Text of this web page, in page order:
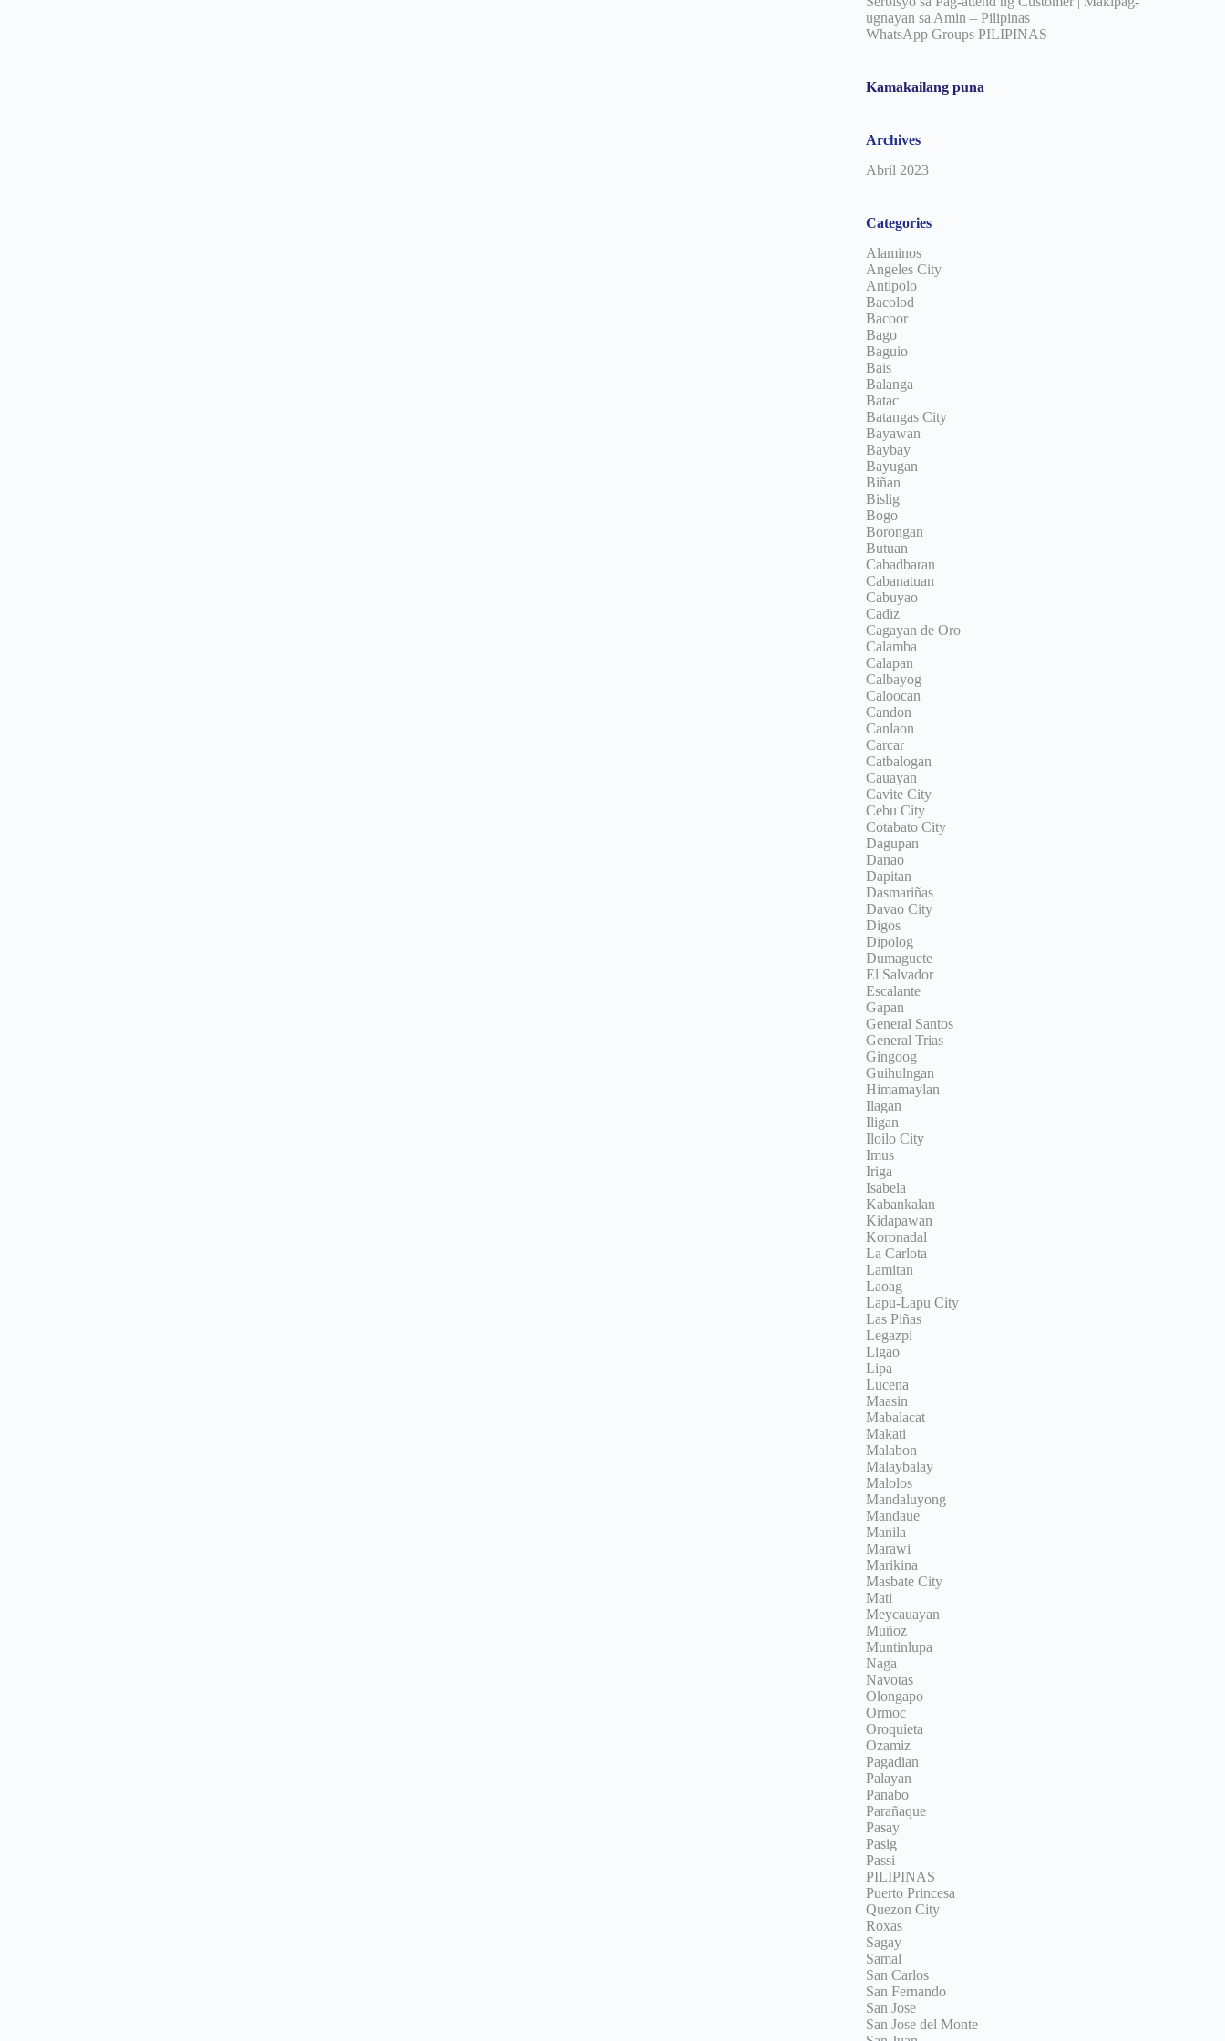
ugnayan sa Amin – Pilipinas
WhatsApp Groups PILIPINAS
Kamakailang puna
Archives
Abril 2023
Categories
Alaminos
Angeles City
Antipolo
Bacolod
Bacoor
Bago
Baguio
Bais
Balanga
Batac
Batangas City
Bayawan
Baybay
Bayugan
Biñan
Bislig
Bogo
Borongan
Butuan
Cabadbaran
Cabanatuan
Cabuyao
Cadiz
Cagayan de Oro
Calamba
Calapan
Calbayog
Caloocan
Candon
Canlaon
Carcar
Catbalogan
Cauayan
Cavite City
Cebu City
Cotabato City
Dagupan
Danao
Dapitan
Dasmariñas
Davao City
Digos
Dipolog
Dumaguete
El Salvador
Escalante
Gapan
General Santos
General Trias
Gingoog
Guihulngan
Himamaylan
Ilagan
Iligan
Iloilo City
Imus
Iriga
Isabela
Kabankalan
Kidapawan
Koronadal
La Carlota
Lamitan
Laoag
Lapu-Lapu City
Las Piñas
Legazpi
Ligao
Lipa
Lucena
Maasin
Mabalacat
Makati
Malabon
Malaybalay
Malolos
Mandaluyong
Mandaue
Manila
Marawi
Marikina
Masbate City
Mati
Meycauayan
Muñoz
Muntinlupa
Naga
Navotas
Olongapo
Ormoc
Oroquieta
Ozamiz
Pagadian
Palayan
Panabo
Parañaque
Pasay
Pasig
Passi
PILIPINAS
Puerto Princesa
Quezon City
Roxas
Sagay
Samal
San Carlos
San Fernando
San Jose
San Jose del Monte